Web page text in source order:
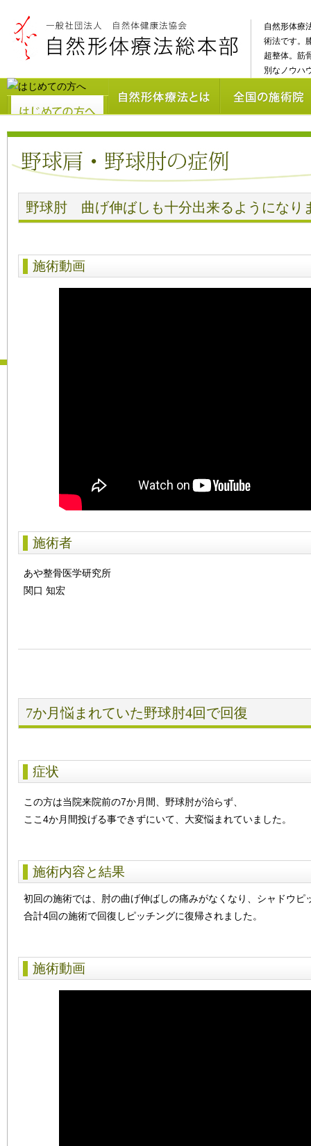
自然形体療
術法です。
超整体。筋
別なノウハ
野球肘 曲げ伸ばしも十分出来るようになり
施術動画
施術者
あや整骨医学研究所
関口 知宏
7か月悩まれていた野球肘4回で回復
症状
この方は当院来院前の7か月間、野球肘が治らず、
ここ4か月間投げる事できずにいて、大変悩まれていました。
施術内容と結果
初回の施術では、肘の曲げ伸ばしの痛みがなくなり、シャドウピ
合計4回の施術で回復しピッチングに復帰されました。
施術動画